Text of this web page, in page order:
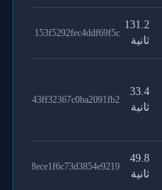
131.2
ثانية
153f5292fec4ddf69f5c
33.4
ثانية
43ff32367c0ba2091fb2
49.8
ثانية
8ece1f6c73d3854e9219